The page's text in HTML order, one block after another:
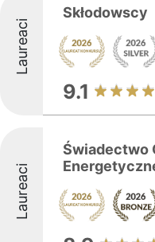
Laureaci
Skłodowscy
9.1
Laureaci
Świadectwo